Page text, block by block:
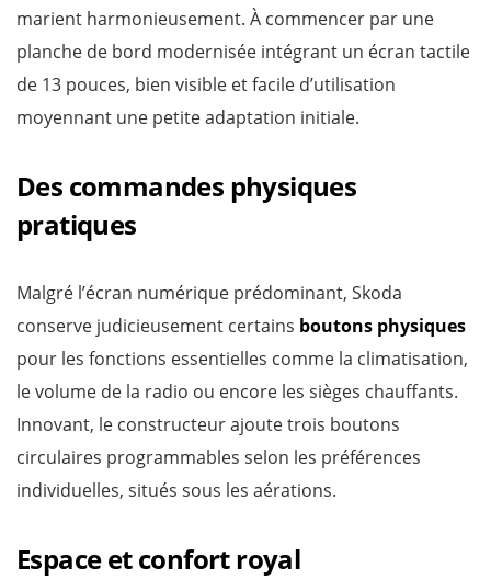
marient harmonieusement. À commencer par une
planche de bord modernisée intégrant un écran tactile
de 13 pouces, bien visible et facile d’utilisation
moyennant une petite adaptation initiale.
Des commandes physiques
pratiques
Malgré l’écran numérique prédominant, Skoda
conserve judicieusement certains boutons physiques
pour les fonctions essentielles comme la climatisation,
le volume de la radio ou encore les sièges chauffants.
Innovant, le constructeur ajoute trois boutons
circulaires programmables selon les préférences
individuelles, situés sous les aérations.
Espace et confort royal